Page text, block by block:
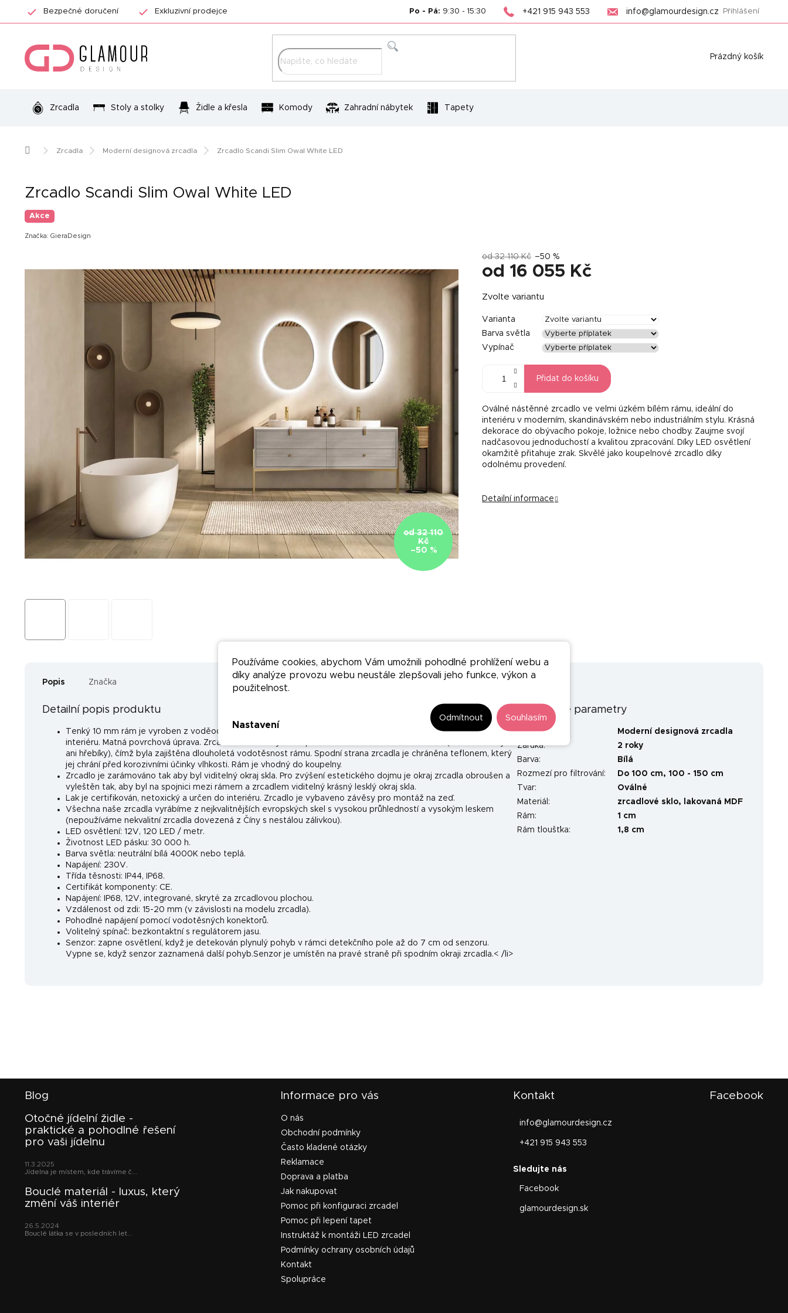
Používáme cookies, abychom Vám umožnili pohodlné prohlížení webu a
díky analýze provozu webu neustále zlepšovali jeho funkce, výkon a
použitelnost.
Nastavení
Odmítnout Souhlasím
Bezpečné doručení Exkluzivní prodejce Po - Pá: 9:30 - 15:30 +421 915 943 553 info@glamourdesign.cz Přihlášení
Nákupní
Prázdný košík
Zrcadla Stoly a stolky Židle a křesla Komody Zahradní nábytek Tapety
Domů Zrcadla Moderní designová zrcadla Zrcadlo Scandi Slim Owal White LED
Zrcadlo Scandi Slim Owal White LED
Akce
Značka: GieraDesign
od 32 110
Kč
–50 %
od 32 110 Kč –50 %
od 16 055 Kč
cena:
Zvolte variantu
Varianta
Barva světla
Vypínač
Přidat do košíku
Oválné nástěnné zrcadlo ve velmi úzkém bílém rámu, ideální do
interiéru v moderním, skandinávském nebo industriálním stylu. Krásná
dekorace do obývacího pokoje, ložnice nebo chodby. Zaujme svojí
nadčasovou jednoduchostí a kvalitou zpracování. Díky LED osvětlení
okamžitě přitahuje zrak. Skvělé jako koupelnové zrcadlo díky
odolnému provedení.
Detailní informace
Popis Značka
Detailní popis produktu
Tenký 10 mm rám je vyroben z voděodolné MDF desky, lakované bílým tvrdým metalickým lakem určeným do
interiéru. Matná povrchová úprava. Zrcadlová deska byla nalepena bez narušení lakového nátěru (žádné cvočky
ani hřebíky), čímž byla zajištěna dlouholetá vodotěsnost rámu. Spodní strana zrcadla je chráněna teflonem, který
jej chrání před korozivními účinky vlhkosti. Rám je vhodný do koupelny.
Zrcadlo je zarámováno tak aby byl viditelný okraj skla. Pro zvýšení estetického dojmu je okraj zrcadla obroušen a
vyleštěn tak, aby byl na spojnici mezi rámem a zrcadlem viditelný krásný lesklý okraj skla.
Lak je certifikován, netoxický a určen do interiéru. Zrcadlo je vybaveno závěsy pro montáž na zeď.
Všechna naše zrcadla vyrábíme z nejkvalitnějších evropských skel s vysokou průhledností a vysokým leskem
(nepoužíváme nekvalitní zrcadla dovezená z Číny s nestálou zálivkou).
LED osvětlení: 12V, 120 LED / metr.
Životnost LED pásku: 30 000 h.
Barva světla: neutrální bílá 4000K nebo teplá.
Napájení: 230V.
Třída těsnosti: IP44, IP68.
Certifikát komponenty: CE.
Napájení: IP68, 12V, integrované, skryté za zrcadlovou plochou.
Vzdálenost od zdi: 15-20 mm (v závislosti na modelu zrcadla).
Pohodlné napájení pomocí vodotěsných konektorů.
Volitelný spínač: bezkontaktní s regulátorem jasu.
Senzor: zapne osvětlení, když je detekován plynulý pohyb v rámci detekčního pole až do 7 cm od senzoru.
Vypne se, když senzor zaznamená další pohyb.Senzor je umístěn na pravé straně při spodním okraji zrcadla.< /li>
Doplňkové parametry
Kategorie
Moderní designová zrcadla
Záruka:
2 roky
Barva:
Bílá
Rozmezí pro filtrování: Do 100 cm,100 - 150 cm
Tvar:
Oválné
Materiál :
zrcadlové sklo, lakovaná MDF
Rám:
1 cm
Rám tloušťka: 1,8 cm
Blog
Otočné jídelní židle -
praktické a pohodlné řešení
pro vaši jídelnu
11.3.2025
Jídelna je místem, kde trávíme č...
Bouclé materiál - luxus, který
změní váš interiér
26.5.2024
Bouclé látka se v posledních let...
Informace pro vás
O nás
Obchodní podmínky
Často kladené otázky
Reklamace
Doprava a platba
Jak nakupovat
Pomoc při konfiguraci zrcadel
Pomoc při lepení tapet
Instruktáž k montáži LED zrcadel
Podmínky ochrany osobních údajů
Kontakt
Spolupráce
Kontakt
info@glamourdesign.cz
+421 915 943 553
Facebook
glamourdesign.sk
Facebook